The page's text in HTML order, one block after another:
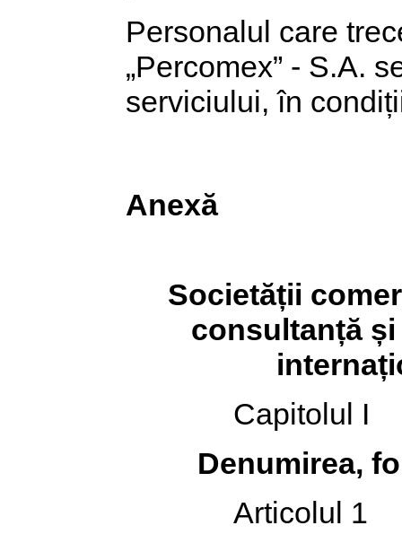
Personalul care
„Percomex” - S.A.
serviciului, în
Anexă
Societății
consultanță
Capitolul I
Denumirea,
Articolul 1